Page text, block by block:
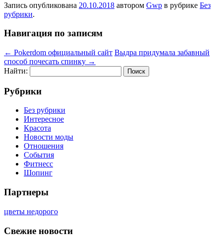
Запись опубликована 20.10.2018 автором Gwp в рубрике Без
рубрики.
Навигация по записям
← Pokerdom официальный сайт Выдра придумала забавный
способ почесать спинку →
Найти:
Рубрики
Без рубрики
Интересное
Красота
Новости моды
Отношения
События
Фитнесс
Шопинг
Партнеры
цветы недорого
Свежие новости